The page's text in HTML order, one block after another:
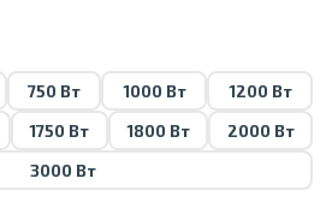
750 Вт 1000 Вт
1200 Вт
1750 Вт 1800 Вт
2000 Вт
3000 Вт